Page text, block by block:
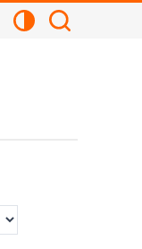
Kontrastansicht